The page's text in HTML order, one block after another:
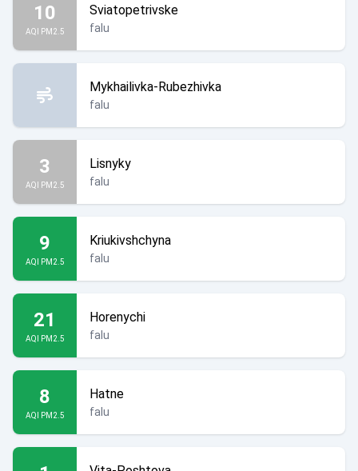
10
AQI PM2.5
Sviatopetrivske
falu
Mykhailivka-Rubezhivka
falu
3
AQI PM2.5
Lisnyky
falu
9
AQI PM2.5
Kriukivshchyna
falu
21
AQI PM2.5
Horenychi
falu
8
AQI PM2.5
Hatne
falu